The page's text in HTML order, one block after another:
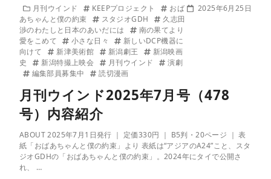
月刊ウインド KEEPプロジェクト
おば
あちゃんと僕の約束
スタジオGDH
久志田
渉のわたしと日本のあいだには
南の果てより
愛をこめて
小さな日々
新しいDCP機器に
向けて
新津美術館 新潟劇王
新潟映画
史
新潟特撮上映会 月刊ウインド
演劇
編集部員募集中
読切漫画
2025年6月25日
月刊ウインド2025年7月号（478
号）内容紹介
ABOUT 2025年7月1日発行 ｜ 定価330円 ｜ B5判・20ページ ｜ 表
紙「おばあちゃんと僕の約束」より 表紙は“アジアのA24”こと、スタ
ジオGDHの「おばあちゃんと僕の約束」。2024年にタイで公開さ
れ、 …